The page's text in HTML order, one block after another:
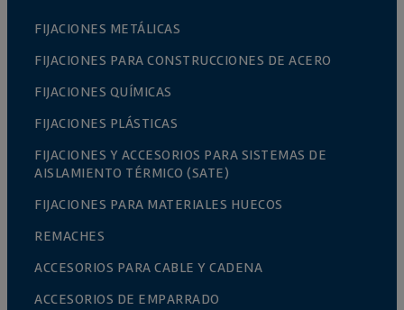
FIJACIONES METÁLICAS
FIJACIONES PARA CONSTRUCCIONES DE ACERO
FIJACIONES QUÍMICAS
FIJACIONES PLÁSTICAS
FIJACIONES Y ACCESORIOS PARA SISTEMAS DE
AISLAMIENTO TÉRMICO (SATE)
FIJACIONES PARA MATERIALES HUECOS
REMACHES
ACCESORIOS PARA CABLE Y CADENA
ACCESORIOS DE EMPARRADO